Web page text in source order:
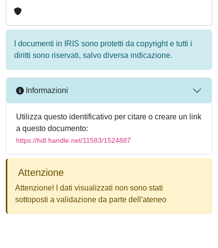
I documenti in IRIS sono protetti da copyright e tutti i
diritti sono riservati, salvo diversa indicazione.
Informazioni
Utilizza questo identificativo per citare o creare un link
a questo documento:
https://hdl.handle.net/11583/1524887
Attenzione
Attenzione! I dati visualizzati non sono stati
sottoposti a validazione da parte dell'ateneo